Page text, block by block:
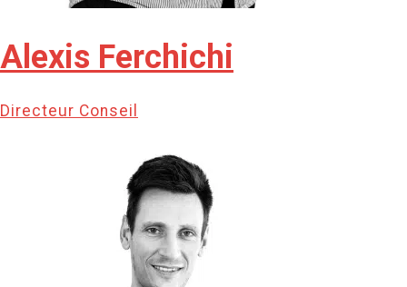
Alexis Ferchichi
Directeur Conseil